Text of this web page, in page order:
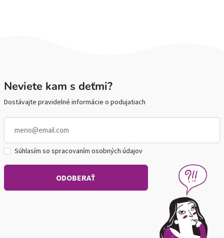
Neviete kam s deťmi?
Dostávajte pravidelné informácie o podujatiach
Súhlasím so spracovaním osobných údajov